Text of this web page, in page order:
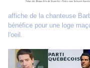
affiche de la chanteuse
bénéfice pour une loge
l'oeil.